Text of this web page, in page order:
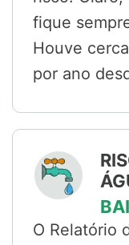
fique
Houve
por ano
O Relatório